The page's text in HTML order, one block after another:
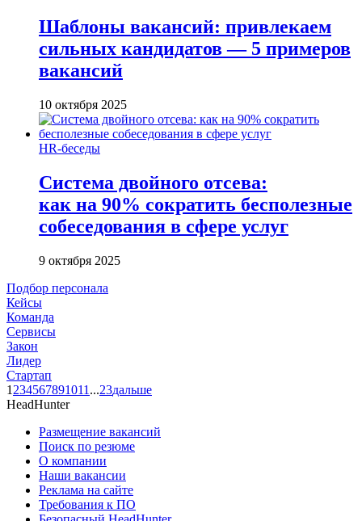
Шаблоны вакансий: привлекаем
сильных кандидатов — 5 примеров
вакансий
10 октября 2025
HR-беседы
Система двойного отсева:
как на 90% сократить бесполезные
собеседования в сфере услуг
9 октября 2025
Подбор персонала
Кейсы
Команда
Сервисы
Закон
Лидер
Стартап
1 234567891011 ...23дальше
HeadHunter
Размещение вакансий
Поиск по резюме
О компании
Наши вакансии
Реклама на сайте
Требования к ПО